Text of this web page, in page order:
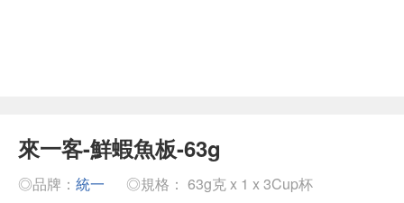
來一客-鮮蝦魚板-63g
◎品牌： 統一
◎規格： 63g克 x 1 x 3Cup杯